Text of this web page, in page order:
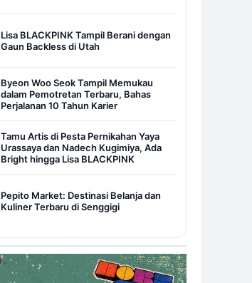
Lisa BLACKPINK Tampil Berani dengan
Gaun Backless di Utah
Byeon Woo Seok Tampil Memukau
dalam Pemotretan Terbaru, Bahas
Perjalanan 10 Tahun Karier
Tamu Artis di Pesta Pernikahan Yaya
Urassaya dan Nadech Kugimiya, Ada
Bright hingga Lisa BLACKPINK
Pepito Market: Destinasi Belanja dan
Kuliner Terbaru di Senggigi